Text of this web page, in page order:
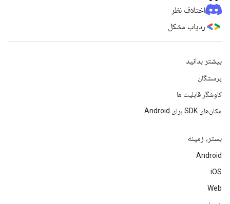
اختلاف نظر
ردیاب مشکل
بیشتر بدانید
پرسشگان
کاوشگر قابلیت ها
مکان‌های SDK برای Android
بستر، زمینه
Android
iOS
Web